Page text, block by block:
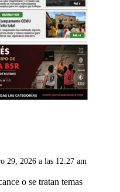
29, 2026 a las 12:27 am
o se tratan temas